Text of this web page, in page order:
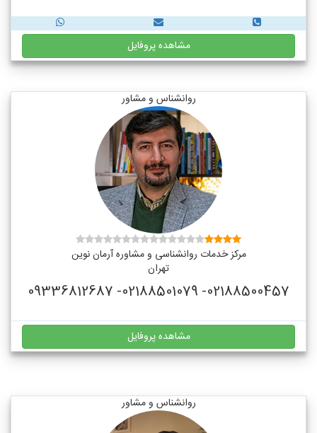
مشاهده پروفایل
روانشناس و مشاور
مرکز خدمات روانشناسی و مشاوره آرمان نوین
تهران
02188500457- 02188501079- 09336812687
مشاهده پروفایل
روانشناس و مشاور